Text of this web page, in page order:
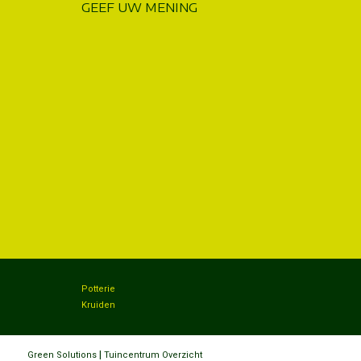
GEEF UW MENING
Potterie
Kruiden
Green Solutions | Tuincentrum Overzicht